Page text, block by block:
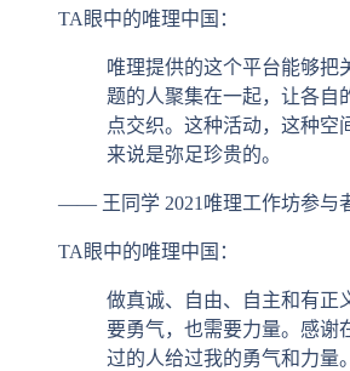
TA眼中的唯理中国：
唯理提供的这个平台能够把
题的人聚集在一起，让各自
点交织。这种活动，这种空
来说是弥足珍贵的。
—— 王同学 2021唯理工作坊参与
TA眼中的唯理中国：
做真诚、自由、自主和有正
要勇气，也需要力量。感谢
过的人给过我的勇气和力量。